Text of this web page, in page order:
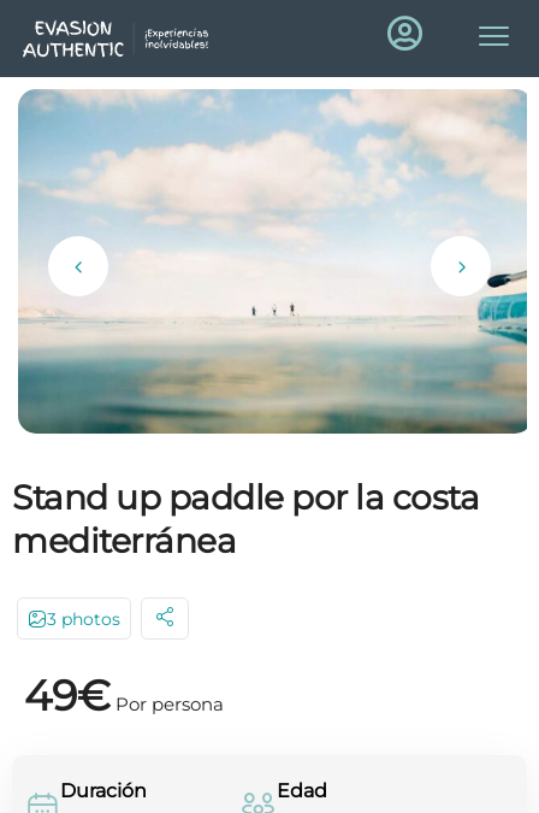
Stand up paddle por la costa
mediterránea
3 photos
49€ Por persona
Duración
Edad